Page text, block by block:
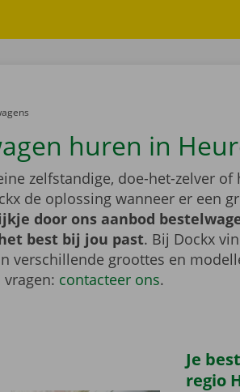
huren in
zelfstandige, doe-het-zelver
de oplossing wanneer er een
door ons aanbod
best bij jou past. Bij Dockx
verschillende groottes en
contacteer ons.
Je
regio